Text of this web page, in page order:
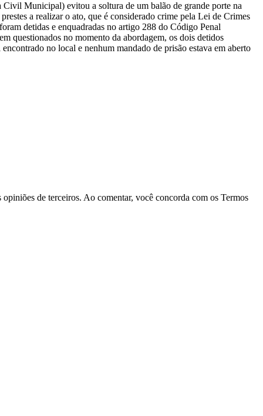
Municipal) evitou a soltura de um balão de grande porte na
a realizar o ato, que é considerado crime pela Lei de Crimes
detidas e enquadradas no artigo 288 do Código Penal
questionados no momento da abordagem, os dois detidos
no local e nenhum mandado de prisão estava em aberto
de terceiros. Ao comentar, você concorda com os Termos